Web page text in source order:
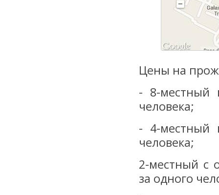
Цены на
- 8-местный
человека;
- 4-местный
человека;
2-местный с
за одного